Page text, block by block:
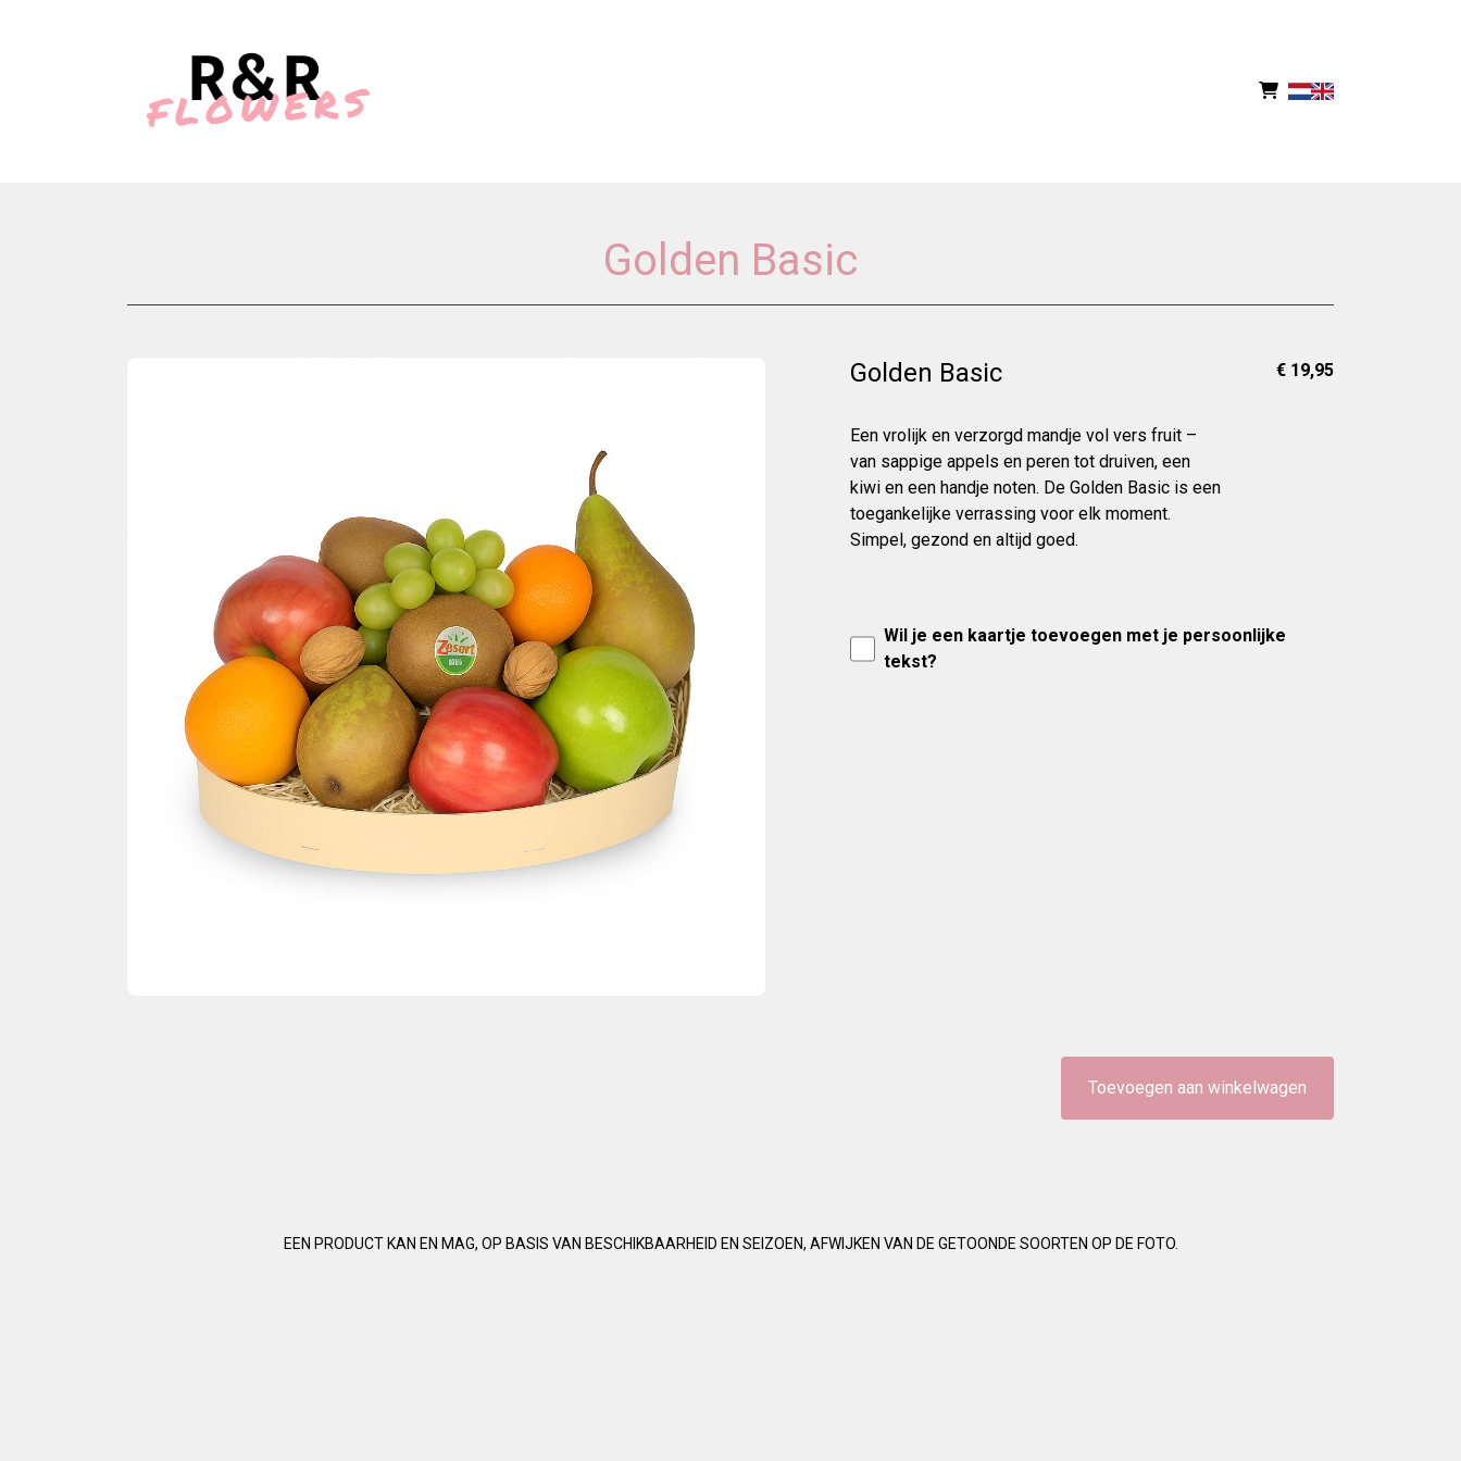
Golden Basic
Golden Basic
Een vrolijk en verzorgd mandje vol vers fruit –
van sappige appels en peren tot druiven, een
kiwi en een handje noten. De Golden Basic is een
toegankelijke verrassing voor elk moment.
Simpel, gezond en altijd goed.
€ 19,95
Wil je een kaartje toevoegen met je persoonlijke
tekst?
Toevoegen aan winkelwagen
EEN PRODUCT KAN EN MAG, OP BASIS VAN BESCHIKBAARHEID EN SEIZOEN, AFWIJKEN VAN DE GETOONDE SOORTEN OP DE FOTO.